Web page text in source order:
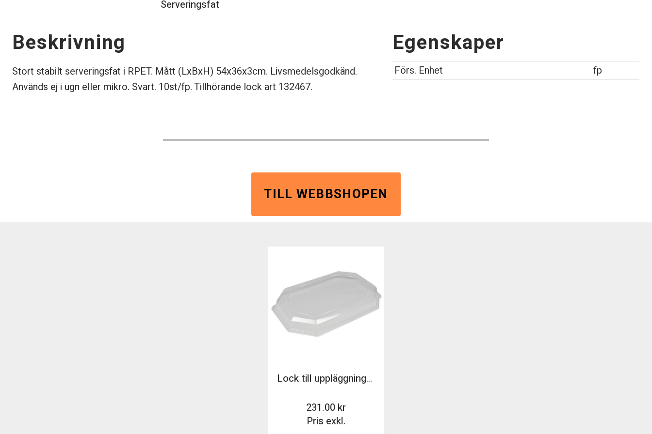
Serveringsfat
Beskrivning
Stort stabilt serveringsfat i RPET. Mått (LxBxH) 54x36x3cm. Livsmedelsgodkänd.
Används ej i ugn eller mikro. Svart. 10st/fp. Tillhörande lock art 132467.
Egenskaper
Förs. Enhet fp
TILL WEBBSHOPEN
Lock till uppläggningsfat 132465 transp 10st/fp
Pris exkl.
231.00